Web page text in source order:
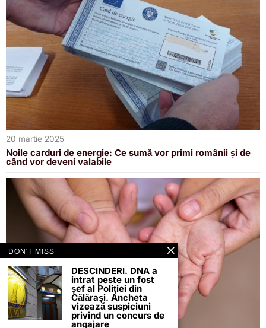
20 martie 2025
Noile carduri de energie: Ce sumă vor primi românii și de
când vor deveni valabile
DON'T MISS
DESCINDERI. DNA a
intrat peste un fost
șef al Poliției din
Călărași. Ancheta
vizează suspiciuni
privind un concurs de
angajare